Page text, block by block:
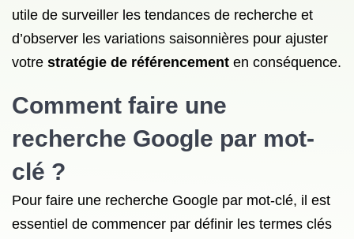
utile de surveiller les tendances de recherche et
d’observer les variations saisonnières pour ajuster
votre stratégie de référencement en conséquence.
Comment faire une
recherche Google par mot-
clé ?
Pour faire une recherche Google par mot-clé, il est
essentiel de commencer par définir les termes clés